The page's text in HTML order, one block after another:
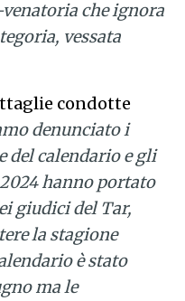
che ignora
vessata
condotte
denunciato i
del calendario e gli
hanno portato
giudici del Tar,
la stagione
è stato
ma le